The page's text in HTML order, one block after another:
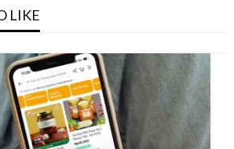
LIKE